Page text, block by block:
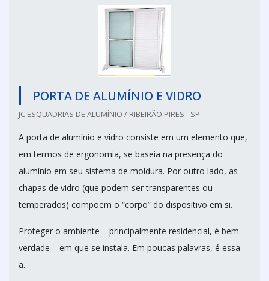
PORTA DE ALUMÍNIO E VIDRO
JC ESQUADRIAS DE ALUMÍNIO / RIBEIRÃO PIRES - SP
A porta de alumínio e vidro consiste em um elemento que,
em termos de ergonomia, se baseia na presença do
alumínio em seu sistema de moldura. Por outro lado, as
chapas de vidro (que podem ser transparentes ou
temperados) compõem o “corpo” do dispositivo em si.
Proteger o ambiente – principalmente residencial, é bem
verdade – em que se instala. Em poucas palavras, é essa
a...